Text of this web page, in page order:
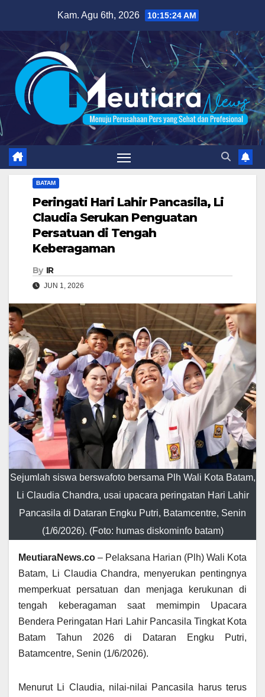
content
Kam. Agu 6th, 2026 10:15:26 AM
BATAM
Peringati Hari Lahir Pancasila, Li
Claudia Serukan Penguatan
Persatuan di Tengah
Keberagaman
By IR
JUN 1, 2026
Sejumlah siswa berswafoto bersama Plh Wali Kota Batam,
Li Claudia Chandra, usai upacara peringatan Hari Lahir
Pancasila di Dataran Engku Putri, Batamcentre, Senin
(1/6/2026). (Foto: humas diskominfo batam)
MeutiaraNews.co – Pelaksana Harian (Plh) Wali Kota
Batam, Li Claudia Chandra, menyerukan pentingnya
memperkuat persatuan dan menjaga kerukunan di
tengah keberagaman saat memimpin Upacara
Bendera Peringatan Hari Lahir Pancasila Tingkat Kota
Batam Tahun 2026 di Dataran Engku Putri,
Batamcentre, Senin (1/6/2026).
Menurut Li Claudia, nilai-nilai Pancasila harus terus